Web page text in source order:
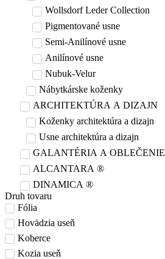
Wollsdorf Leder Collection
Pigmentované usne
Semi-Anilínové usne
Anilínové usne
Nubuk-Velur
Nábytkárske koženky
ARCHITEKTÚRA A DIZAJN
Koženky architektúra a dizajn
Usne architektúra a dizajn
GALANTÉRIA A OBLEČENIE
ALCANTARA ®
DINAMICA ®
Druh tovaru
Fólia
Hovädzia useň
Koberce
Kozia useň